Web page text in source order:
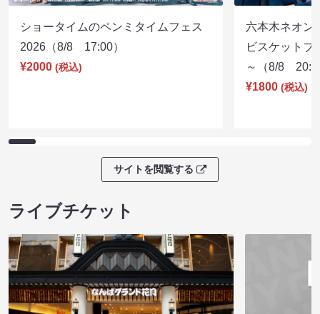
ショータイムのペンミタイムフェス
2026（8/8 17:00）
¥2000 (税込)
六本木ネオン
ビスケットブ
～（8/8
¥1800 (税込)
サイトを閲覧する
ライブチケット